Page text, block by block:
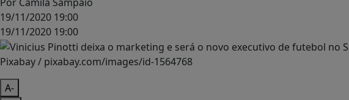
19/11/2020 19:00
19/11/2020 19:00
Pixabay / pixabay.com/images/id-1564768
A-